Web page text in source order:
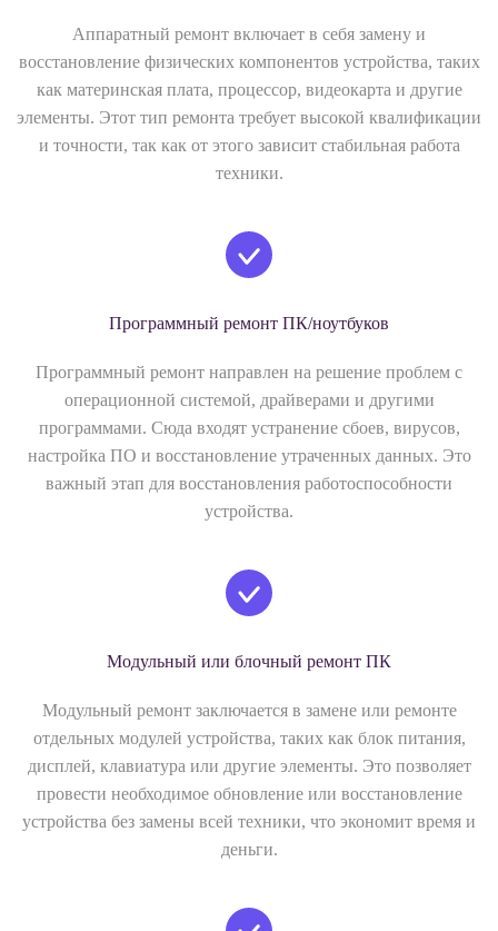
Аппаратный ремонт включает в себя замену и
восстановление физических компонентов устройства, таких
как материнская плата, процессор, видеокарта и другие
элементы. Этот тип ремонта требует высокой квалификации
и точности, так как от этого зависит стабильная работа
техники.
Программный ремонт ПК/ноутбуков
Программный ремонт направлен на решение проблем с
операционной системой, драйверами и другими
программами. Сюда входят устранение сбоев, вирусов,
настройка ПО и восстановление утраченных данных. Это
важный этап для восстановления работоспособности
устройства.
Модульный или блочный ремонт ПК
Модульный ремонт заключается в замене или ремонте
отдельных модулей устройства, таких как блок питания,
дисплей, клавиатура или другие элементы. Это позволяет
провести необходимое обновление или восстановление
устройства без замены всей техники, что экономит время и
деньги.